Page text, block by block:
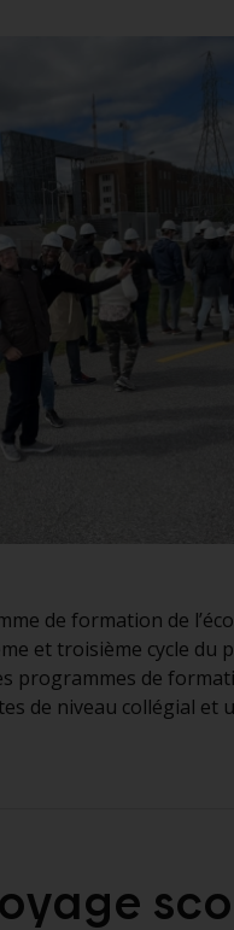
de formation de
et troisième cycle du
programmes de
de niveau collégial et